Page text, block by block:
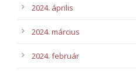
2024. április
2024. március
2024. február